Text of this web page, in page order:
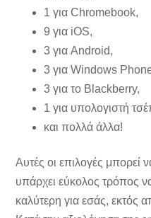
1 για Chromebook,
9 για iOS,
3 για Android,
3 για Windows
3 για το Blackberry,
1 για υπολογιστή
και πολλά άλλα!
Αυτές οι επιλογές
υπάρχει εύκολος τρόπος
καλύτερη για εσάς, εκτός